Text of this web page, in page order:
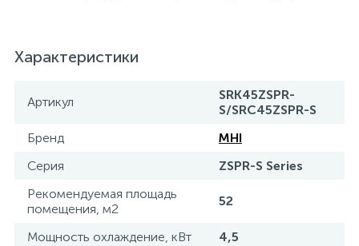
Характеристики
Артикул
SRK45ZSPR-
S/SRC45ZSPR-S
Бренд
MHI
Серия
ZSPR-S Series
Рекомендуемая площадь
помещения, м2
52
Мощность охлаждение, кВт 4,5